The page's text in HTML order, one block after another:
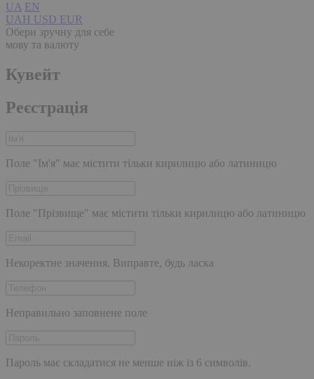
UA EN
UAH USD EUR
Обери зручну для себе
мову та валюту
Кувейт
Реєстрація
Поле "Ім'я" має містити тільки кирилицю або латиницю
Поле "Прізвище" має містити тільки кирилицю або латиницю
Некоректне значення. Виправте, будь ласка
Неправильно заповнене поле
Пароль має складатися не менше ніж із 6 символів.